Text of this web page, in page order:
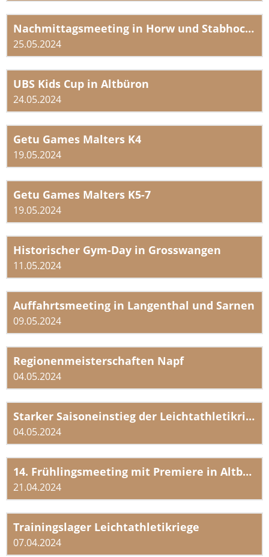
Nachmittagsmeeting in Horw und Stabhochmeeting Emmen/Freienbach
25.05.2024
UBS Kids Cup in Altbüron
24.05.2024
Getu Games Malters K4
19.05.2024
Getu Games Malters K5-7
19.05.2024
Historischer Gym-Day in Grosswangen
11.05.2024
Auffahrtsmeeting in Langenthal und Sarnen
09.05.2024
Regionenmeisterschaften Napf
04.05.2024
Starker Saisoneinstieg der Leichtathletikriege
04.05.2024
14. Frühlingsmeeting mit Premiere in Altbüron
21.04.2024
Trainingslager Leichtathletikriege
07.04.2024